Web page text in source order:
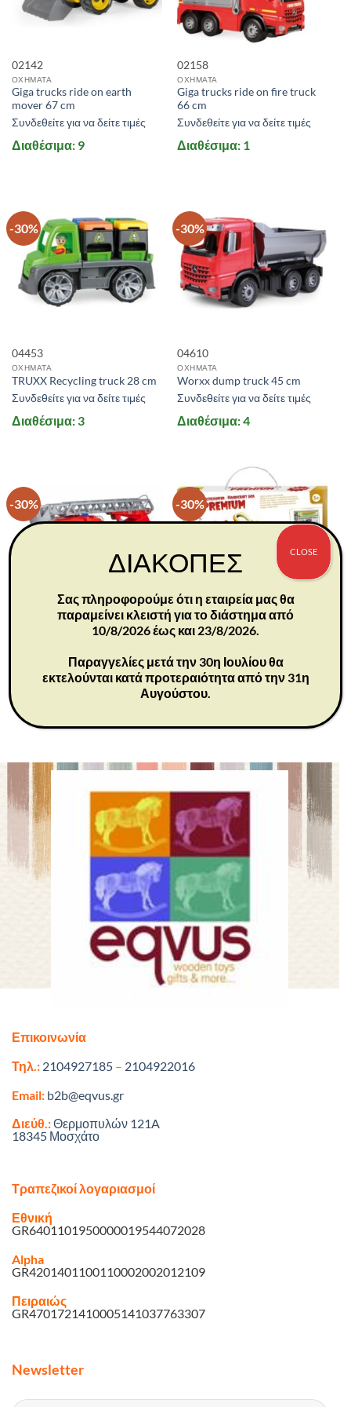
STOCK QUANTITY +
ΕΎΡΟΣ ΤΙΜΏΝ
Price:11 € —51 €
02142
ΟΧΗΜΑΤΑ
Giga trucks ride on earth
mover 67 cm
Συνδεθείτε για να δείτε τιμές
Διαθέσιμα: 9
02158
ΟΧΗΜΑΤΑ
Giga trucks ride on fire truck
66 cm
Συνδεθείτε για να δείτε τιμές
Διαθέσιμα: 1
-30%
04453
ΟΧΗΜΑΤΑ
TRUXX Recycling truck 28 cm
Συνδεθείτε για να δείτε τιμές
Διαθέσιμα: 3
-30%
04610
ΟΧΗΜΑΤΑ
Worxx dump truck 45 cm
Συνδεθείτε για να δείτε τιμές
Διαθέσιμα: 4
-30%
Worxx fire truck 48 cm
Συνδεθείτε για να δείτε τιμές
Διαθέσιμα: 4
-30%
42663
Handicraft box premium
Συνδεθείτε για να δείτε τιμές
Διαθέσιμα: 3
Επικοινωνία
Τηλ.: 2104927185 – 2104922016
Email: b2b@eqvus.gr
Διεύθ.:Θερμοπυλών 121A
18345 Μοσχάτο
Τραπεζικοί λογαριασμοί
Εθνική
GR6401101950000019544072028
Alpha
GR4201401100110002002012109
Πειραιώς
GR4701721410005141037763307
Newsletter
ΔΙΑΚΟΠΕΣ
Σας πληροφορούμε ότι η εταιρεία μας θα
παραμείνει κλειστή για το διάστημα από
10/8/2026 έως και 23/8/2026.
Παραγγελίες μετά την 30η Ιουλίου θα
εκτελούνται κατά προτεραιότητα από την 31η
Αυγούστου.
CLOSE